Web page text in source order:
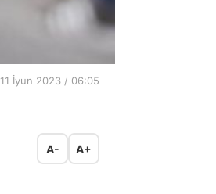
11 İyun 2023 / 06:05
A- A+